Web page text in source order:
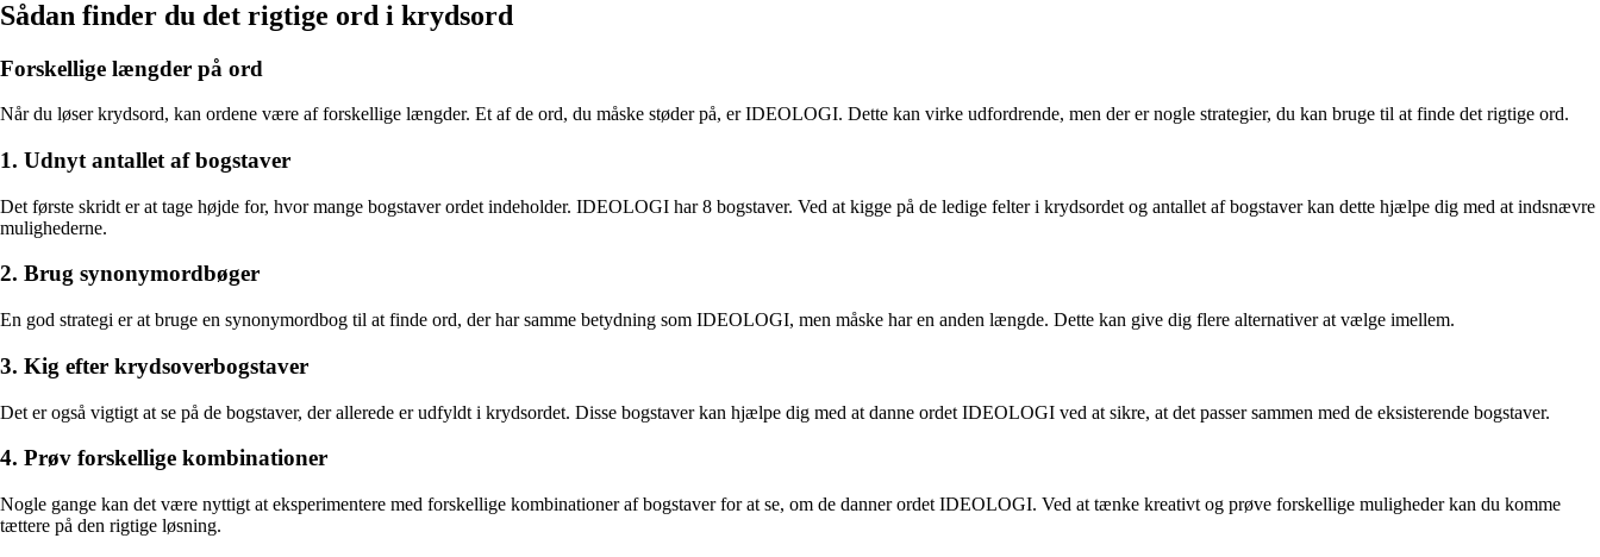
Sådan finder du det rigtige ord i krydsord
Forskellige længder på ord
Når du løser krydsord, kan ordene være af forskellige længder. Et af de ord, du måske støder på, er IDEOLOGI. Dette kan virke udfordrende, men der er nogle strategier, du kan bruge til at finde det rigtige ord.
1. Udnyt antallet af bogstaver
Det første skridt er at tage højde for, hvor mange bogstaver ordet indeholder. IDEOLOGI har 8 bogstaver. Ved at kigge på de ledige felter i krydsordet og antallet af bogstaver kan dette hjælpe dig med at indsnævre
mulighederne.
2. Brug synonymordbøger
En god strategi er at bruge en synonymordbog til at finde ord, der har samme betydning som IDEOLOGI, men måske har en anden længde. Dette kan give dig flere alternativer at vælge imellem.
3. Kig efter krydsoverbogstaver
Det er også vigtigt at se på de bogstaver, der allerede er udfyldt i krydsordet. Disse bogstaver kan hjælpe dig med at danne ordet IDEOLOGI ved at sikre, at det passer sammen med de eksisterende bogstaver.
4. Prøv forskellige kombinationer
Nogle gange kan det være nyttigt at eksperimentere med forskellige kombinationer af bogstaver for at se, om de danner ordet IDEOLOGI. Ved at tænke kreativt og prøve forskellige muligheder kan du komme
tættere på den rigtige løsning.